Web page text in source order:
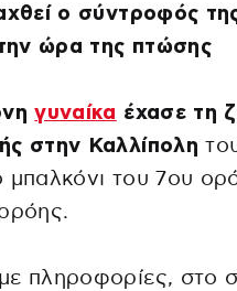
ο σύντροφός
ώρα της πτώσης
γυναίκα έχασε τη
στην Καλλίπολη
του 7ου
πληροφορίες, στο